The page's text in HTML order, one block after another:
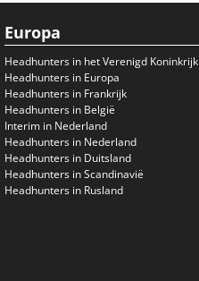
Europa
Headhunters in het Verenigd Koninkrijk
Headhunters in Europa
Headhunters in Frankrijk
Headhunters in België
Interim in Nederland
Headhunters in Nederland
Headhunters in Duitsland
Headhunters in Scandinavië
Headhunters in Rusland